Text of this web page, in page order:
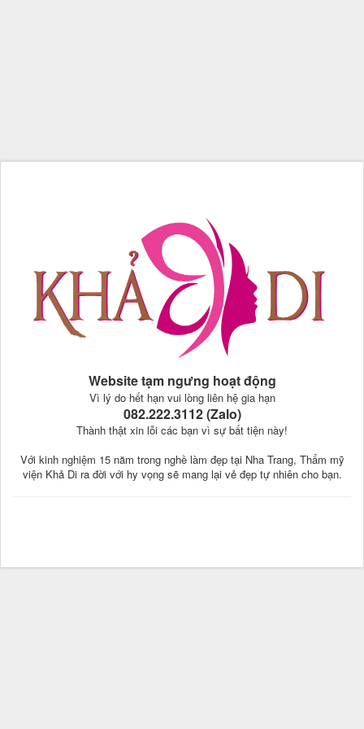
Website tạm ngưng hoạt động
Vì lý do hết hạn vui lòng liên hệ gia hạn
082.222.3112 (Zalo)
Thành thật xin lỗi các bạn vì sự bất tiện này!
Với kinh nghiệm 15 năm trong nghề làm đẹp tại Nha Trang, Thẩm mỹ
viện Khả Di ra đời với hy vọng sẽ mang lại vẻ đẹp tự nhiên cho bạn.